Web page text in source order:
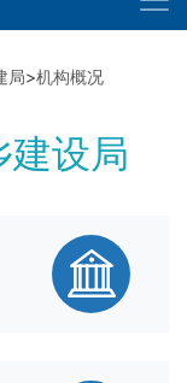
局>机构概况
建设局